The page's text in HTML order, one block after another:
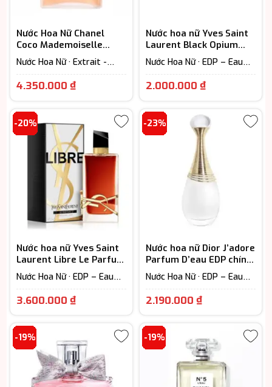
Nước Hoa Nữ Chanel
Coco Mademoiselle
L’Eau Privee EDP
Nước Hoa Nữ · Extrait -
12h) · Floral – Hương hoa
4.350.000₫Giá
là:
4.350.000 ₫.
Nước hoa nữ Yves Saint
Laurent Black Opium
Over Red EDP cao cấp
Nước Hoa Nữ · EDP – Eau
7-12h) · Fruity - Hương trái
2.000.000 ₫Khoảng
từ
2.000.000
đến
3.500.000
-20%
Nước hoa nữ Yves Saint
Laurent Libre Le Parfum
cao cấp
Nước Hoa Nữ · EDP – Eau
7-12h) · Floral – Hương hoa
3.600.000₫Giá
là:
3.600.000 ₫.
-23%
Nước hoa nữ Dior J’adore
Parfum D’eau EDP chính
hãng
Nước Hoa Nữ · EDP – Eau
7-12h) · Floral – Hương hoa
2.190.000 ₫Khoảng
2.190.000 ₫
đến
3.250.000 ₫
-19% -19%